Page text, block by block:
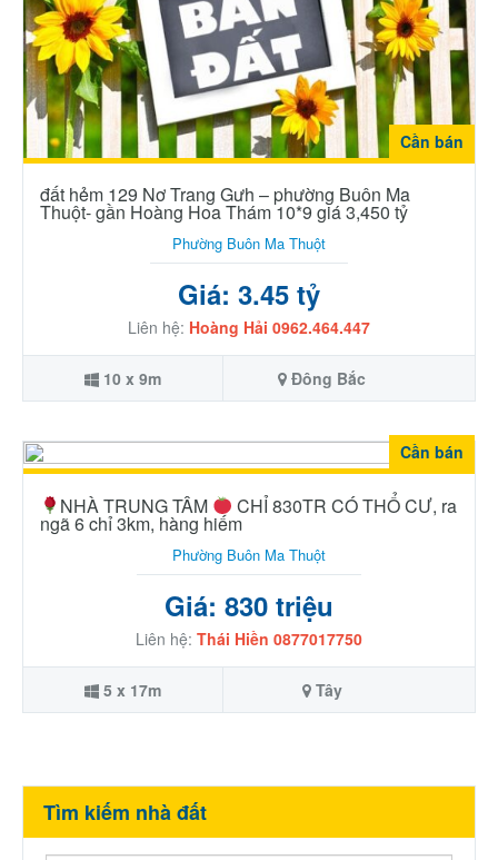
Cần bán
đất hẻm 129 Nơ Trang Gưh – phường Buôn Ma
Thuột- gần Hoàng Hoa Thám 10*9 giá 3,450 tỷ
Phường Buôn Ma Thuột
Giá: 3.45 tỷ
Liên hệ: Hoàng Hải 0962.464.447
10 x 9m Đông Bắc
Cần bán
NHÀ TRUNG TÂM CHỈ 830TR CÓ THỔ CƯ, ra
ngã 6 chỉ 3km, hàng hiếm
Phường Buôn Ma Thuột
Giá: 830 triệu
Liên hệ: Thái Hiền 0877017750
5 x 17m Tây
Tìm kiếm nhà đất